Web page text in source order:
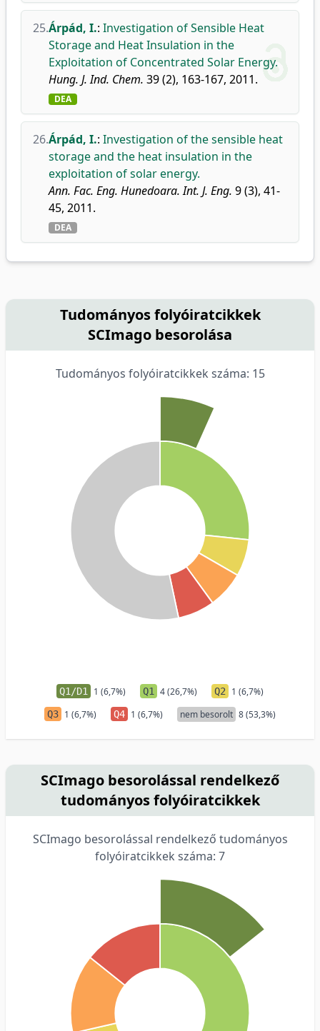
25.Árpád, I.: Investigation of Sensible Heat
Storage and Heat Insulation in the
Exploitation of Concentrated Solar Energy.
Hung. J. Ind. Chem. 39 (2), 163-167, 2011.
DEA
26.Árpád, I.: Investigation of the sensible heat
storage and the heat insulation in the
exploitation of solar energy.
Ann. Fac. Eng. Hunedoara. Int. J. Eng. 9 (3), 41-
45, 2011.
DEA
Tudományos folyóiratcikkek
SCImago besorolása
Tudományos folyóiratcikkek száma: 15
Q1/D1 1 (6,7%) Q1 4 (26,7%) Q2 1 (6,7%)
Q3 1 (6,7%) Q4 1 (6,7%) nem besorolt 8 (53,3%)
SCImago besorolással rendelkező
tudományos folyóiratcikkek
SCImago besorolással rendelkező tudományos
folyóiratcikkek száma: 7